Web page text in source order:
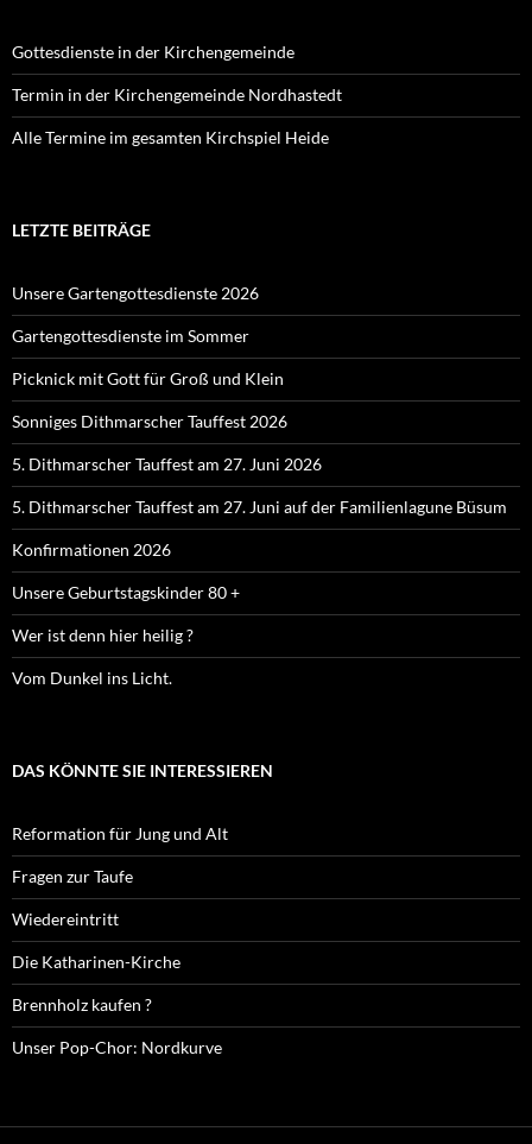
Gottesdienste in der Kirchengemeinde
Termin in der Kirchengemeinde Nordhastedt
Alle Termine im gesamten Kirchspiel Heide
LETZTE BEITRÄGE
Unsere Gartengottesdienste 2026
Gartengottesdienste im Sommer
Picknick mit Gott für Groß und Klein
Sonniges Dithmarscher Tauffest 2026
5. Dithmarscher Tauffest am 27. Juni 2026
5. Dithmarscher Tauffest am 27. Juni auf der Familienlagune Büsum
Konfirmationen 2026
Unsere Geburtstagskinder 80 +
Wer ist denn hier heilig ?
Vom Dunkel ins Licht.
DAS KÖNNTE SIE INTERESSIEREN
Reformation für Jung und Alt
Fragen zur Taufe
Wiedereintritt
Die Katharinen-Kirche
Brennholz kaufen ?
Unser Pop-Chor: Nordkurve